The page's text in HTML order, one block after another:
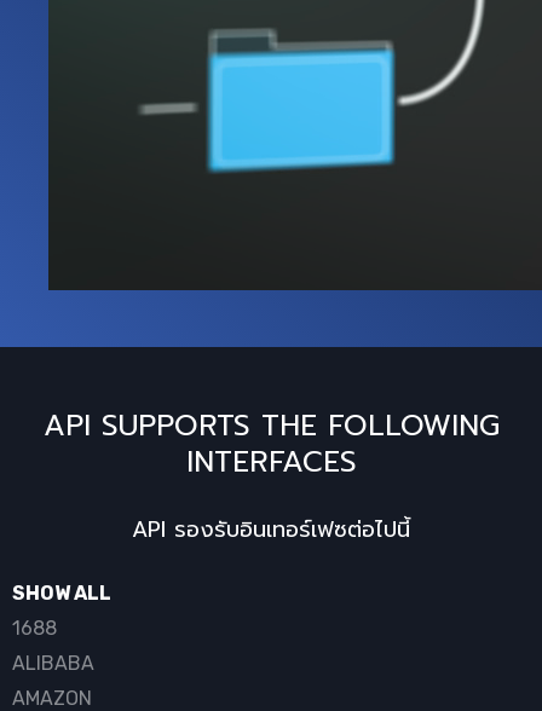
API SUPPORTS THE FOLLOWING
INTERFACES
API รองรับอินเทอร์เฟซต่อไปนี้
SHOW ALL
1688
ALIBABA
AMAZON